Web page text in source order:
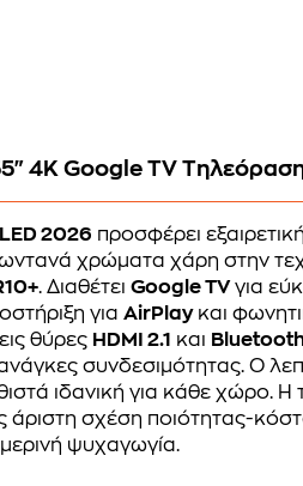
4K Google TV
2026 προσφέρει
χρώματα χάρη στην
. ΔιαθέτειGoogle TVγια
γιαAirPlay και
θύρες HDMI 2.1 και
συνδεσιμότητας. Ο
ιδανική για κάθε χώρο. Η
σχέση ποιότητας-
ψυχαγωγία.